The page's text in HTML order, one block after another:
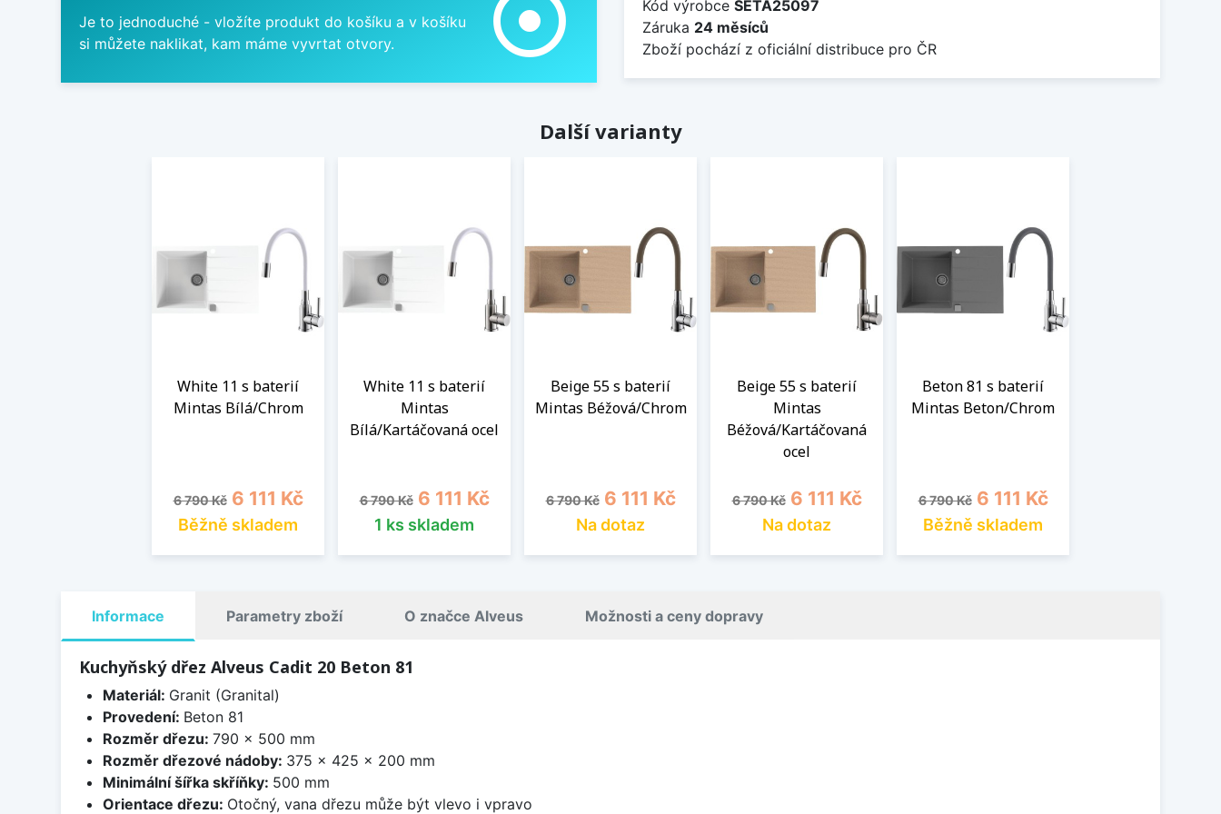
Je to jednoduché - vložíte produkt do košíku a v košíku
si můžete naklikat, kam máme vyvrtat otvory.
adjust
Kód výrobce SETA25097
Záruka 24 měsíců
Zboží pochází z oficiální distribuce pro ČR
Další varianty
White 11 s baterií
Mintas Bílá/Chrom
Běžná cena
6 790 Kč Cena
6 111 Kč
Běžně skladem
White 11 s baterií
Mintas
Bílá/Kartáčovaná ocel
Běžná cena
6 790 Kč Cena
6 111 Kč
1 ks skladem
Beige 55 s baterií
Mintas Béžová/Chrom
Běžná cena
6 790 Kč Cena
6 111 Kč
Na dotaz
Beige 55 s baterií
Mintas
Béžová/Kartáčovaná
ocel
Běžná cena
6 790 Kč Cena
6 111 Kč
Na dotaz
Beton 81 s baterií
Mintas Beton/Chrom
Běžná cena
6 790 Kč Cena
6 111 Kč
Běžně skladem
Informace Parametry zboží O značce Alveus Možnosti a ceny dopravy
Kuchyňský dřez Alveus Cadit 20 Beton 81
Materiál: Granit (Granital)
Provedení: Beton 81
Rozměr dřezu: 790 x 500 mm
Rozměr dřezové nádoby: 375 x 425 x 200 mm
Minimální šířka skříňky: 500 mm
Orientace dřezu: Otočný, vana dřezu může být vlevo i vpravo